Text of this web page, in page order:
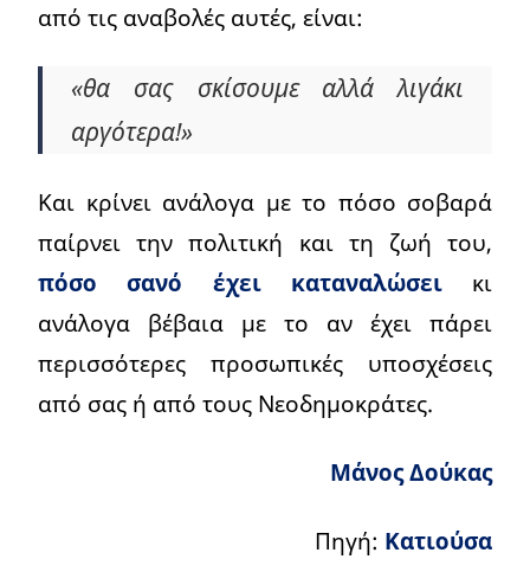
από τις αναβολές αυτές, είναι:
«θα σας σκίσουμε αλλά λιγάκι
αργότερα!»
Και κρίνει ανάλογα με το πόσο σοβαρά
παίρνει την πολιτική και τη ζωή του,
πόσο σανό έχει καταναλώσεικι
ανάλογα βέβαια με το αν έχει πάρει
περισσότερες προσωπικές υποσχέσεις
από σας ή από τους Νεοδημοκράτες.
Μάνος Δούκας
Πηγή: Κατιούσα